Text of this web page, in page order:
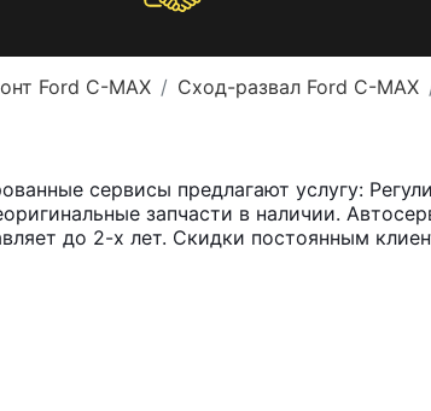
Ford C-MAX Сход-развал Ford C-MAX
сервисы предлагают услугу:
запчасти в наличии.
до 2-х лет. Скидки постоянным